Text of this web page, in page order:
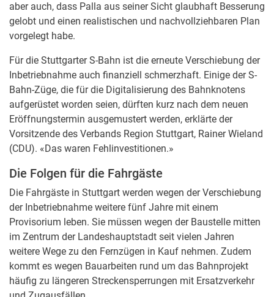
aber auch, dass Palla aus seiner Sicht glaubhaft Besserung
gelobt und einen realistischen und nachvollziehbaren Plan
vorgelegt habe.
Für die Stuttgarter S-Bahn ist die erneute Verschiebung der
Inbetriebnahme auch finanziell schmerzhaft. Einige der S-
Bahn-Züge, die für die Digitalisierung des Bahnknotens
aufgerüstet worden seien, dürften kurz nach dem neuen
Eröffnungstermin ausgemustert werden, erklärte der
Vorsitzende des Verbands Region Stuttgart, Rainer Wieland
(CDU). «Das waren Fehlinvestitionen.»
Die Folgen für die Fahrgäste
Die Fahrgäste in Stuttgart werden wegen der Verschiebung
der Inbetriebnahme weitere fünf Jahre mit einem
Provisorium leben. Sie müssen wegen der Baustelle mitten
im Zentrum der Landeshauptstadt seit vielen Jahren
weitere Wege zu den Fernzügen in Kauf nehmen. Zudem
kommt es wegen Bauarbeiten rund um das Bahnprojekt
häufig zu längeren Streckensperrungen mit Ersatzverkehr